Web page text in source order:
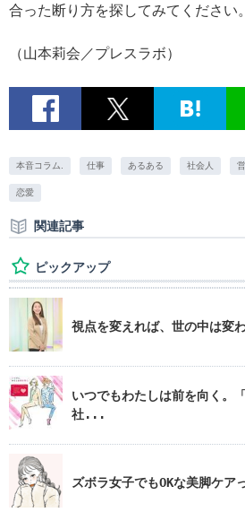
合った断り方を探してみてください。
（山本莉会／プレスラボ）
本音コラム. 仕事 あるある 社会人
恋愛
関連記事
ピックアップ
視点を変えれば、世の中は
いつでもわたしは前を向く。
社...
ズボラ女子でもOKな美脚ケア